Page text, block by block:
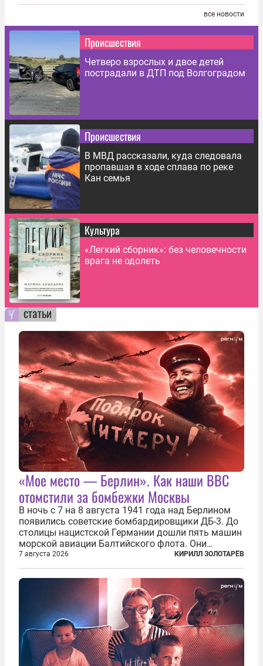
все новости
Происшествия
Четверо взрослых и двое детей
пострадали в ДТП под Волгоградом
Происшествия
В МВД рассказали, куда следовала
пропавшая в ходе сплава по реке
Кан семья
Культура
«Легкий сборник»: без человечности
врага не одолеть
статьи
«Мое место — Берлин». Как наши ВВС
отомстили за бомбежки Москвы
В ночь с 7 на 8 августа 1941 года над Берлином
появились советские бомбардировщики ДБ-3. До
столицы нацистской Германии дошли пять машин
морской авиации Балтийского флота. Они
сбросили бомбы на город, который в тот момент
жил в полной уверенности, что война идет где-то
далеко на востоке, Красная...
7 августа 2026 КИРИЛЛ ЗОЛОТАРЁВ